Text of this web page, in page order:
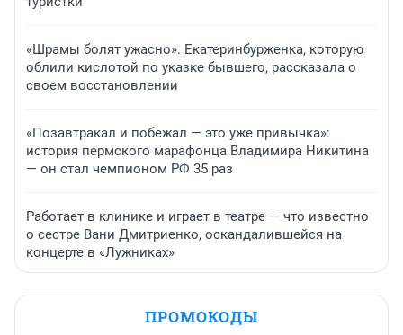
«Шрамы болят ужасно». Екатеринбурженка, которую
облили кислотой по указке бывшего, рассказала о
своем восстановлении
«Позавтракал и побежал — это уже привычка»:
история пермского марафонца Владимира Никитина
— он стал чемпионом РФ 35 раз
Работает в клинике и играет в театре — что известно
о сестре Вани Дмитриенко, оскандалившейся на
концерте в «Лужниках»
ПРОМОКОДЫ